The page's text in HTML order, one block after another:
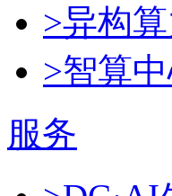
>异构
>智算
服务